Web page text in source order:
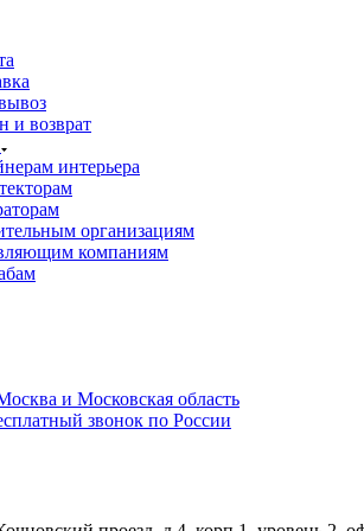
и возврат
интерьера
организациям
компаниям
и Московская область
звонок по России